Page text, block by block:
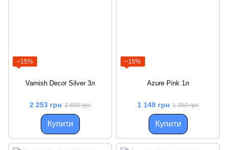
−15%
Varnish Decor Silver 3л
2 253 грн 2 650 грн
Купити
−15%
Azure Pink 1л
1 148 грн 1 350 грн
Купити